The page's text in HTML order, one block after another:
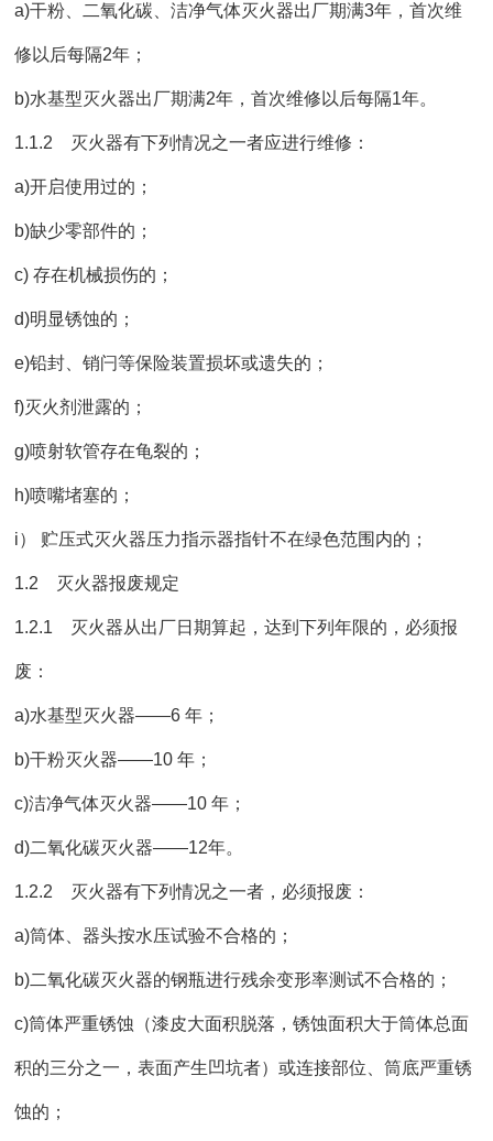
a)干粉、二氧化碳、洁净气体灭火器出厂期满3年，首次维
修以后每隔2年；
b)水基型灭火器出厂期满2年，首次维修以后每隔1年。
1.1.2 灭火器有下列情况之一者应进行维修：
a)开启使用过的；
b)缺少零部件的；
c) 存在机械损伤的；
d)明显锈蚀的；
e)铅封、销闩等保险装置损坏或遗失的；
f)灭火剂泄露的；
g)喷射软管存在龟裂的；
h)喷嘴堵塞的；
i） 贮压式灭火器压力指示器指针不在绿色范围内的；
1.2 灭火器报废规定
1.2.1 灭火器从出厂日期算起，达到下列年限的，必须报
废：
a)水基型灭火器——6 年；
b)干粉灭火器——10 年；
c)洁净气体灭火器——10 年；
d)二氧化碳灭火器——12年。
1.2.2 灭火器有下列情况之一者，必须报废：
a)筒体、器头按水压试验不合格的；
b)二氧化碳灭火器的钢瓶进行残余变形率测试不合格的；
c)筒体严重锈蚀（漆皮大面积脱落，锈蚀面积大于筒体总面
积的三分之一，表面产生凹坑者）或连接部位、筒底严重锈
蚀的；